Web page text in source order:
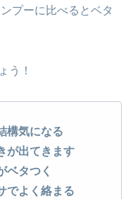
プーに比べるとベタ
う！
構気になる
が出てきます
ベタつく
でよく絡まる